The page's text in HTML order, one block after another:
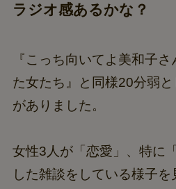
ラジオ感あるかな？
『こっち向いてよ美和子
た女たち』と同様20分弱
がありました。
女性3人が「恋愛」、特に
した雑談をしている様子